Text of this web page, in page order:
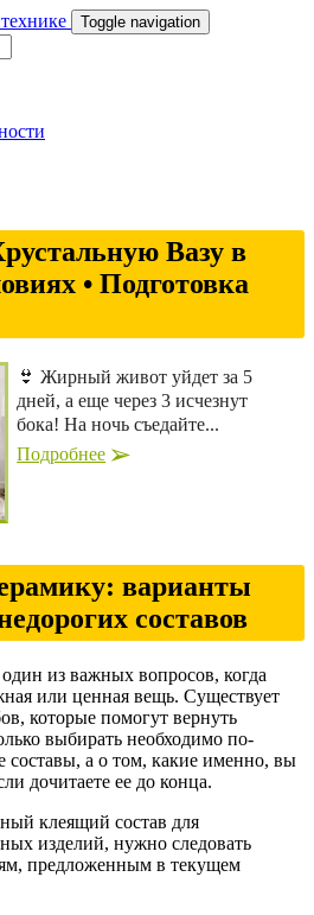
Toggle navigation
Вазу в
• Подготовка
👙 Жирный живот уйдет за 5
дней, а еще через 3 исчезнут
бока! На ночь съедайте...
Подробнее
варианты
составов
из важных вопросов, когда
или ценная вещь. Существует
которые помогут вернуть
выбирать необходимо по-
составы, а о том, какие именно, вы
дочитаете ее до конца.
клеящий состав для
изделий, нужно следовать
предложенным в текущем